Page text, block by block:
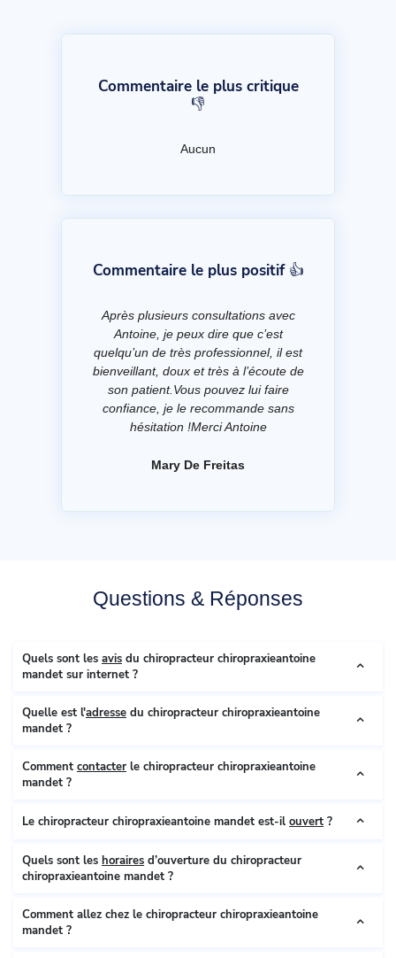
Commentaire le plus critique
👎
Aucun
Commentaire le plus positif 👍
Après plusieurs consultations avec
Antoine, je peux dire que c’est
quelqu’un de très professionnel, il est
bienveillant, doux et très à l’écoute de
son patient.Vous pouvez lui faire
confiance, je le recommande sans
hésitation !Merci Antoine
Mary De Freitas
Questions & Réponses
Quels sont les avis du chiropracteur chiropraxieantoine
mandet sur internet ?
Quelle est l'adresse du chiropracteur chiropraxieantoine
mandet ?
Comment contacter le chiropracteur chiropraxieantoine
mandet ?
Le chiropracteur chiropraxieantoine mandet est-il ouvert ?
Quels sont les horaires d’ouverture du chiropracteur
chiropraxieantoine mandet ?
Comment allez chez le chiropracteur chiropraxieantoine
mandet ?